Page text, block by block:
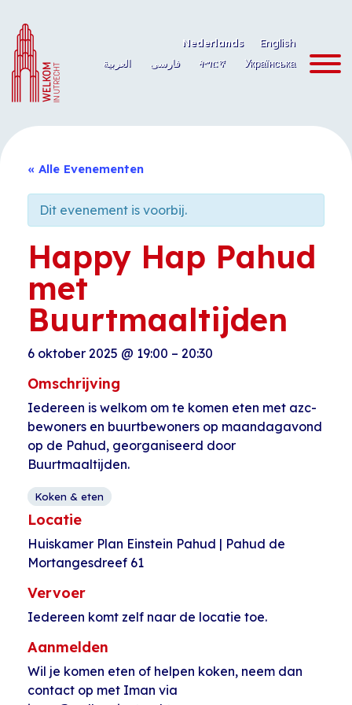
naar
de
inhoud
Nederlands
English
العربية
فارسی ትግርኛ Українська
« Alle Evenementen
Dit evenement is voorbij.
Happy Hap Pahud
met
Buurtmaaltijden
6 oktober 2025 @ 19:00 – 20:30
Omschrijving
Iedereen is welkom om te komen eten met azc-
bewoners en buurtbewoners op maandagavond
op de Pahud, georganiseerd door
Buurtmaaltijden.
Koken & eten
Locatie
Huiskamer Plan Einstein Pahud | Pahud de
Mortangesdreef 61
Vervoer
Iedereen komt zelf naar de locatie toe.
Aanmelden
Wil je komen eten of helpen koken, neem dan
contact op met Iman via